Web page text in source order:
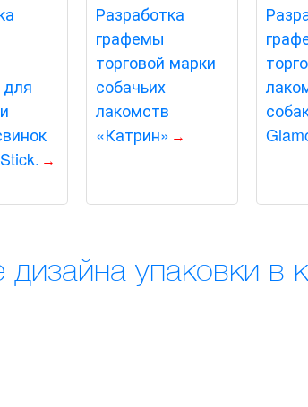
Разработка
графемы
торговой марки
собачьих
лакомств
«Катрин»
дизайна упаковки в